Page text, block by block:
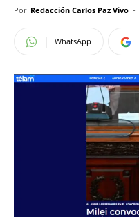
Por Redacción Carlos Paz Vivo -
WhatsApp